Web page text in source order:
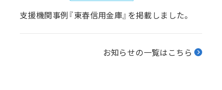
支援機関事例『東春信用金庫』を掲載しました。
お知らせの一覧はこちら